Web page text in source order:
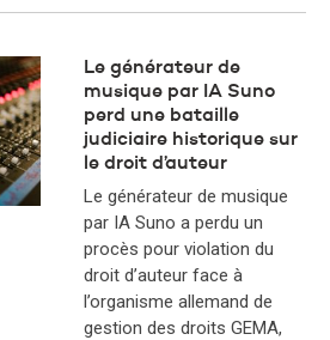
Le générateur de
musique par IA Suno
perd une bataille
judiciaire historique sur
le droit d’auteur
Le générateur de musique
par IA Suno a perdu un
procès pour violation du
droit d’auteur face à
l’organisme allemand de
gestion des droits GEMA,